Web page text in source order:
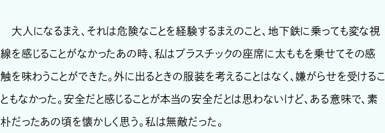
大人になるまえ、それは危険なことを経験するまえのこと、地下鉄に乗っても変な視
線を感じることがなかったあの時、私はプラスチックの座席に太ももを乗せてその感
触を味わうことができた。外に出るときの服装を考えることはなく、嫌がらせを受けるこ
ともなかった。安全だと感じることが本当の安全だとは思わないけど、ある意味で、素
朴だったあの頃を懐かしく思う。私は無敵だった。